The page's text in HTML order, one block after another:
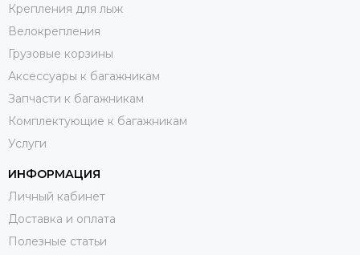
Крепления для лыж
Велокрепления
Грузовые корзины
Аксессуары к багажникам
Запчасти к багажникам
Комплектующие к багажникам
Услуги
ИНФОРМАЦИЯ
Личный кабинет
Доставка и оплата
Полезные статьи